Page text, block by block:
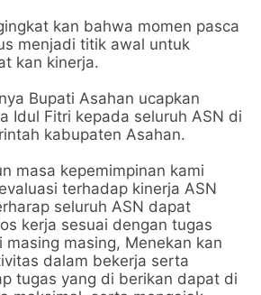
kan bahwa momen pasca
menjadi titik awal untuk
kan kinerja.
Bupati Asahan ucapkan
Idul Fitri kepada seluruh ASN di
kabupaten Asahan.
masa kepemimpinan kami
terhadap kinerja ASN
seluruh ASN dapat
kerja sesuai dengan tugas
masing masing, Menekan kan
dalam bekerja serta
tugas yang di berikan dapat di